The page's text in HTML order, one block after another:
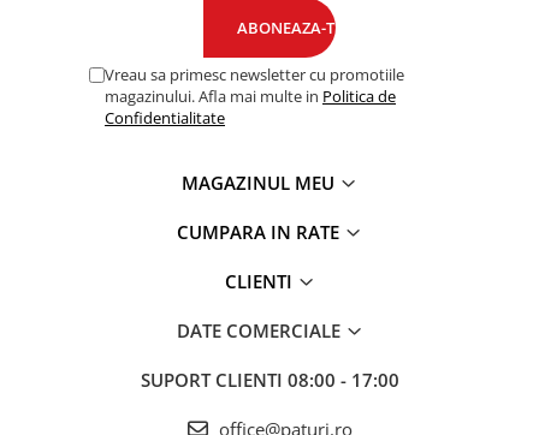
Vreau sa primesc newsletter cu promotiile
magazinului. Afla mai multe in Politica de
Confidentialitate
MAGAZINUL MEU
CUMPARA IN RATE
CLIENTI
DATE COMERCIALE
SUPORT CLIENTI 08:00 - 17:00
office@paturi.ro